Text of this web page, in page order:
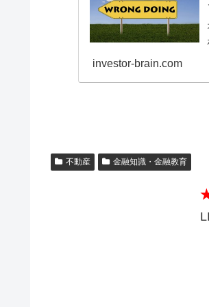
investor-brain.com
不動産 金融知識・金融教育